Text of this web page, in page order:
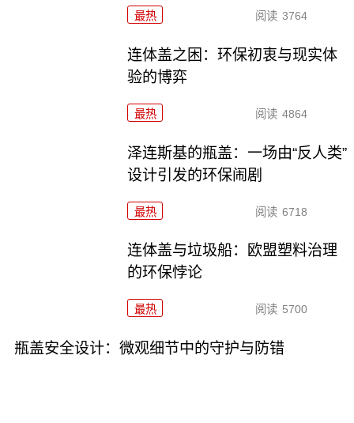
最热 阅读 3764
连体盖之困：环保初衷与现实体
验的博弈
最热 阅读 4864
泽连斯基的瓶盖：一场由“反人类”
设计引发的环保闹剧
最热 阅读 6718
连体盖与垃圾船：欧盟塑料治理
的环保悖论
最热 阅读 5700
瓶盖安全设计：微观细节中的守护与防错